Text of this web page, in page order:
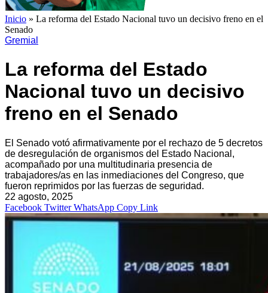
Inicio » La reforma del Estado Nacional tuvo un decisivo freno en el
Senado
Gremial
La reforma del Estado
Nacional tuvo un decisivo
freno en el Senado
El Senado votó afirmativamente por el rechazo de 5 decretos
de desregulación de organismos del Estado Nacional,
acompañado por una multitudinaria presencia de
trabajadores/as en las inmediaciones del Congreso, que
fueron reprimidos por las fuerzas de seguridad.
22 agosto, 2025
Facebook Twitter WhatsApp Copy Link